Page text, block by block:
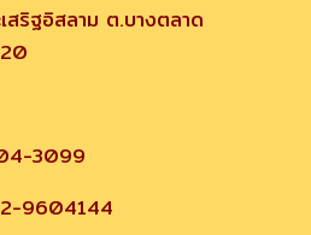
สริฐอิสลาม ต.บางตลาด
3099
9604144